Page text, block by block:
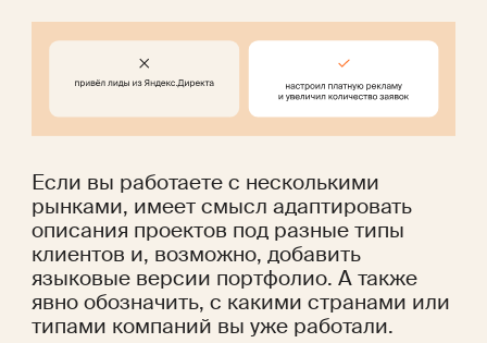
Если вы работаете с несколькими
рынками, имеет смысл адаптировать
описания проектов под разные типы
клиентов и, возможно, добавить
языковые версии портфолио. А также
явно обозначить, с какими странами или
типами компаний вы уже работали.